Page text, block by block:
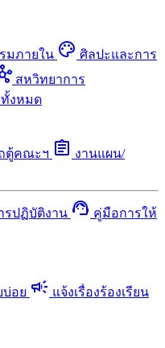
มภายใน palette ศิลปะและการ
สหวิทยาการ
งหมด
ตู้คณะฯ assignment งานแผน/
รปฏิบัติงาน support_agent คู่มือการให้
อย campaign แจ้งเรื่องร้องเรียน